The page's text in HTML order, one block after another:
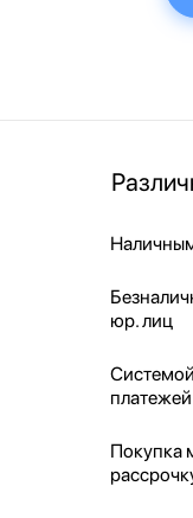
юр. лиц
платежей
Покупка